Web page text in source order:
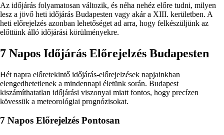
Az időjárás folyamatosan változik, és néha nehéz előre tudni, milyen
lesz a jövő heti időjárás Budapesten vagy akár a XIII. kerületben. A
heti előrejelzés azonban lehetőséget ad arra, hogy felkészüljünk az
előttünk álló időjárási körülményekre.
7 Napos Időjárás Előrejelzés Budapesten
Hét napra előretekintő időjárás-előrejelzések napjainkban
elengedhetetlenek a mindennapi életünk során. Budapest
kiszámíthatatlan időjárási viszonyai miatt fontos, hogy precízen
kövessük a meteorológiai prognózisokat.
7 Napos Előrejelzés Pontosan